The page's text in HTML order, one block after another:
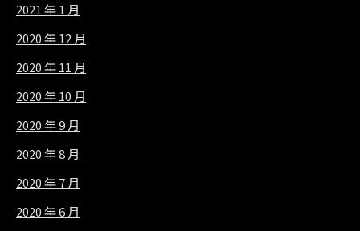
2021 年 1 月
2020 年 12 月
2020 年 11 月
2020 年 10 月
2020 年 9 月
2020 年 8 月
2020 年 7 月
2020 年 6 月